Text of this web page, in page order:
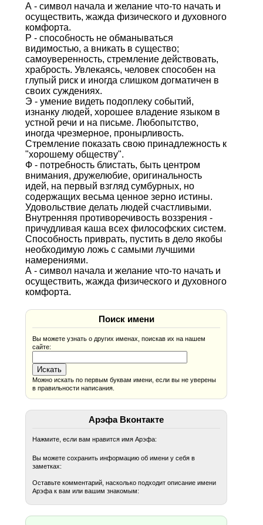
А - символ начала и желание что-то начать и
осуществить, жажда физического и духовного
комфорта.
Р - способность не обманываться
видимостью, а вникать в существо;
самоуверенность, стремление действовать,
храбрость. Увлекаясь, человек способен на
глупый риск и иногда слишком догматичен в
своих суждениях.
Э - умение видеть подоплеку событий,
изнанку людей, хорошее владение языком в
устной речи и на письме. Любопытство,
иногда чрезмерное, пронырливость.
Стремление показать свою принадлежность к
"хорошему обществу".
Ф - потребность блистать, быть центром
внимания, дружелюбие, оригинальность
идей, на первый взгляд сумбурных, но
содержащих весьма ценное зерно истины.
Удовольствие делать людей счастливыми.
Внутренняя противоречивость воззрения -
причудливая каша всех философских систем.
Способность приврать, пустить в дело якобы
необходимую ложь с самыми лучшими
намерениями.
А - символ начала и желание что-то начать и
осуществить, жажда физического и духовного
комфорта.
Поиск имени
Вы можете узнать о других именах, поискав их на нашем
сайте:
Можно искать по первым буквам имени, если вы не уверены
в правильности написания.
Арэфа Вконтакте
Нажмите, если вам нравится имя Арэфа:
Вы можете сохранить информацию об имени у себя в
заметках:
Оставьте комментарий, насколько подходит описание имени
Арэфа к вам или вашим знакомым: